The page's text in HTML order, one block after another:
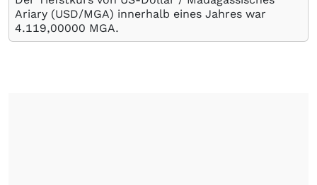
Ariary (USD/MGA) innerhalb eines Jahres war
4.119,00000 MGA.